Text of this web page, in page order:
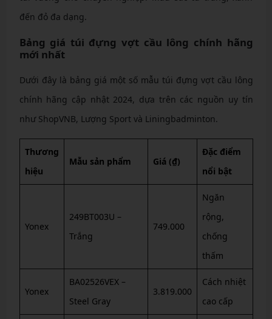
đến đỏ đa dạng.
Bảng giá túi đựng vợt cầu lông chính hãng
mới nhất
Dưới đây là bảng giá một số mẫu túi đựng vợt cầu lông
chính hãng cập nhật 2024, dựa trên các nguồn uy tín
như ShopVNB, Lượng Sport và Liningbadminton.
Thương
hiệu
Mẫu sản phẩm Giá (₫)
Đặc điểm
nổi bật
Yonex
249BT003U –
Trắng
749.000
Ngăn
rộng,
chống
thấm
Yonex
BA02526VEX –
Steel Gray
3.819.000
Cách nhiệt
cao cấp